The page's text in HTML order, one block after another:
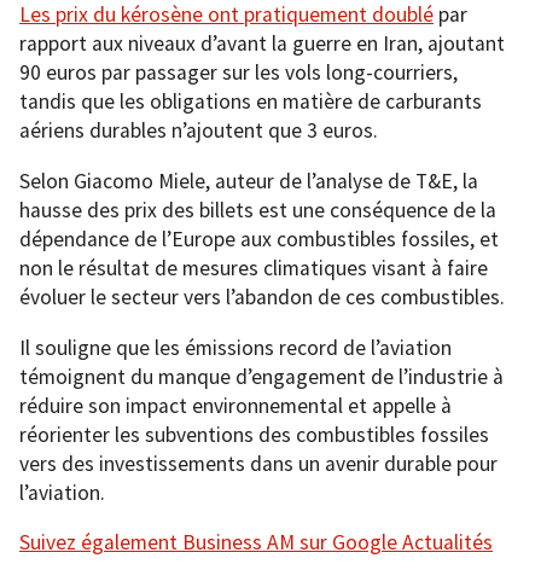
Les prix du kérosène ont pratiquement doublé par
rapport aux niveaux d’avant la guerre en Iran, ajoutant
90 euros par passager sur les vols long-courriers,
tandis que les obligations en matière de carburants
aériens durables n’ajoutent que 3 euros.
Selon Giacomo Miele, auteur de l’analyse de T&E, la
hausse des prix des billets est une conséquence de la
dépendance de l’Europe aux combustibles fossiles, et
non le résultat de mesures climatiques visant à faire
évoluer le secteur vers l’abandon de ces combustibles.
Il souligne que les émissions record de l’aviation
témoignent du manque d’engagement de l’industrie à
réduire son impact environnemental et appelle à
réorienter les subventions des combustibles fossiles
vers des investissements dans un avenir durable pour
l’aviation.
Suivez également Business AM sur Google Actualités